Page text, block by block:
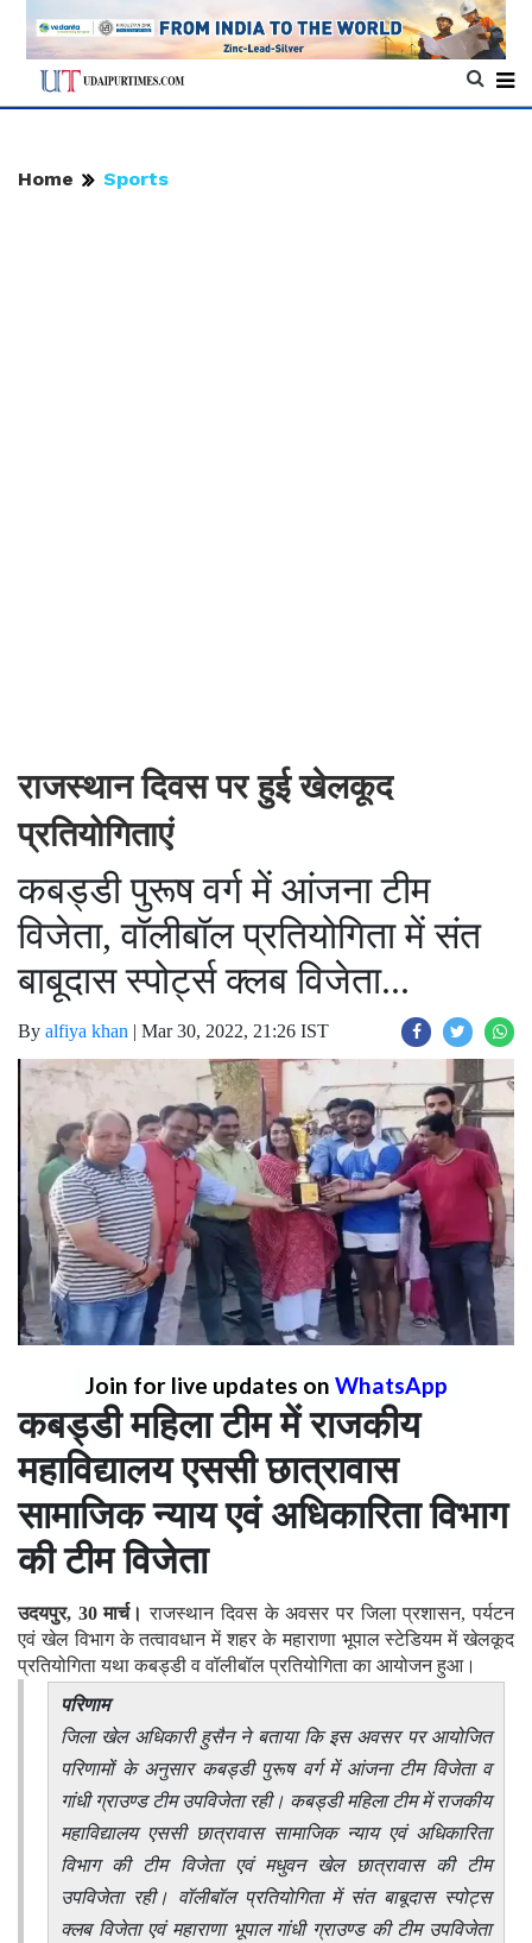
Home Sports
राजस्थान दिवस पर हुई खेलकूद
प्रतियोगिताएं
कबड्डी पुरूष वर्ग में आंजना टीम
विजेता, वॉलीबॉल प्रतियोगिता में संत
बाबूदास स्पोर्ट्स क्लब विजेता...
By alfiya khan | Mar 30, 2022, 21:26 IST
Join for live updates on WhatsApp
कबड्डी महिला टीम में राजकीय
महाविद्यालय एससी छात्रावास
सामाजिक न्याय एवं अधिकारिता विभाग
की टीम विजेता
उदयपुर, 30 मार्च।राजस्थान दिवस के अवसर पर जिला प्रशासन, पर्यटन
एवं खेल विभाग के तत्वावधान में शहर के महाराणा भूपाल स्टेडियम में खेलकूद
प्रतियोगिता यथा कबड्डी व वॉलीबॉल प्रतियोगिता का आयोजन हुआ।
परिणाम
जिला खेल अधिकारी हुसैन ने बताया कि इस अवसर पर आयोजित
परिणामों के अनुसार कबड्डी पुरूष वर्ग में आंजना टीम विजेता व
गांधी ग्राउण्ड टीम उपविजेता रही। कबड्डी महिला टीम में राजकीय
महाविद्यालय एससी छात्रावास सामाजिक न्याय एवं अधिकारिता
विभाग की टीम विजेता एवं मधुवन खेल छात्रावास की टीम
उपविजेता रही। वॉलीबॉल प्रतियोगिता में संत बाबूदास स्पोट्स
क्लब विजेता एवं महाराणा भूपाल गांधी ग्राउण्ड की टीम उपविजेता